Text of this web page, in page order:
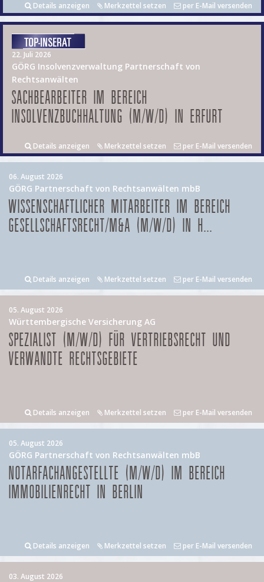
Details anzeigen Merkzettel setzen per E-Mail versenden
22. Juli 2026
GÖRG Insolvenzverwaltung Partnerschaft von
Rechtsanwälten
SACHBEARBEITER IM BEREICH
INSOLVENZBUCHHALTUNG (M/W/D) IN ERFURT
Details anzeigen Merkzettel setzen per E-Mail versenden
06. August 2026
GÖRG Partnerschaft von Rechtsanwälten mbB
WISSENSCHAFTLICHER MITARBEITER IM BEREICH
GESELLSCHAFTSRECHT/M&A (M/W/D) IN H...
Details anzeigen Merkzettel setzen per E-Mail versenden
05. August 2026
Württembergische Versicherung AG
SPEZIALIST (M/W/D) FÜR VERTRIEBSRECHT UND
VERWANDTE RECHTSGEBIETE
Details anzeigen Merkzettel setzen per E-Mail versenden
05. August 2026
GÖRG Partnerschaft von Rechtsanwälten mbB
NOTARFACHANGESTELLTE (M/W/D) IM BEREICH
IMMOBILIENRECHT IN BERLIN
Details anzeigen Merkzettel setzen per E-Mail versenden
03. August 2026